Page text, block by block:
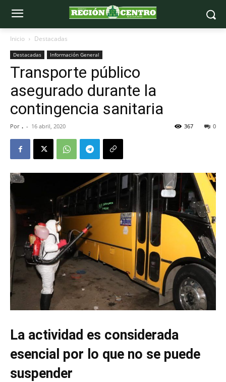
Inicio Destacadas
Destacadas Información General
Transporte público
asegurado durante la
contingencia sanitaria
Por . - 16 abril, 2020 0
367
La actividad es considerada
esencial por lo que no se puede
suspender